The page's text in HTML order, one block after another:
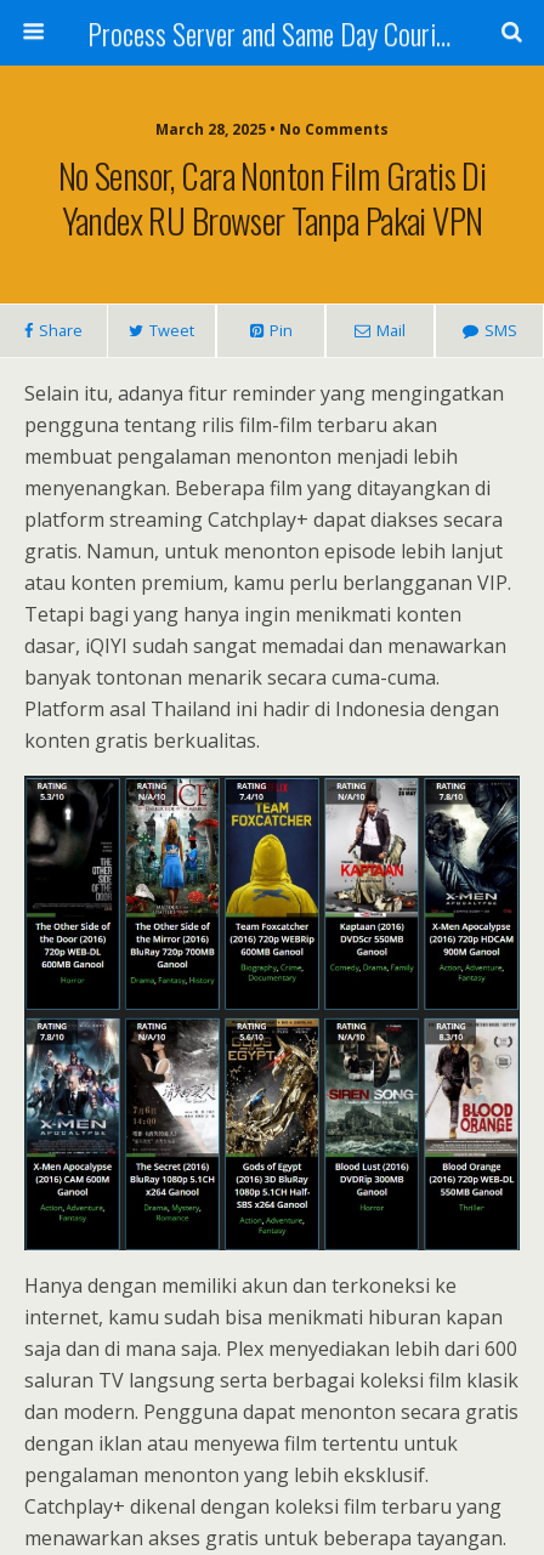
Process Server and Same Day Courier Services- San Diego|Orange County|Los Angeles
March 28, 2025 • No Comments
No Sensor, Cara Nonton Film Gratis Di
Yandex RU Browser Tanpa Pakai VPN
Share Tweet Pin Mail SMS
Selain itu, adanya fitur reminder yang mengingatkan
pengguna tentang rilis film-film terbaru akan
membuat pengalaman menonton menjadi lebih
menyenangkan. Beberapa film yang ditayangkan di
platform streaming Catchplay+ dapat diakses secara
gratis. Namun, untuk menonton episode lebih lanjut
atau konten premium, kamu perlu berlangganan VIP.
Tetapi bagi yang hanya ingin menikmati konten
dasar, iQIYI sudah sangat memadai dan menawarkan
banyak tontonan menarik secara cuma-cuma.
Platform asal Thailand ini hadir di Indonesia dengan
konten gratis berkualitas.
Hanya dengan memiliki akun dan terkoneksi ke
internet, kamu sudah bisa menikmati hiburan kapan
saja dan di mana saja. Plex menyediakan lebih dari 600
saluran TV langsung serta berbagai koleksi film klasik
dan modern. Pengguna dapat menonton secara gratis
dengan iklan atau menyewa film tertentu untuk
pengalaman menonton yang lebih eksklusif.
Catchplay+ dikenal dengan koleksi film terbaru yang
menawarkan akses gratis untuk beberapa tayangan.